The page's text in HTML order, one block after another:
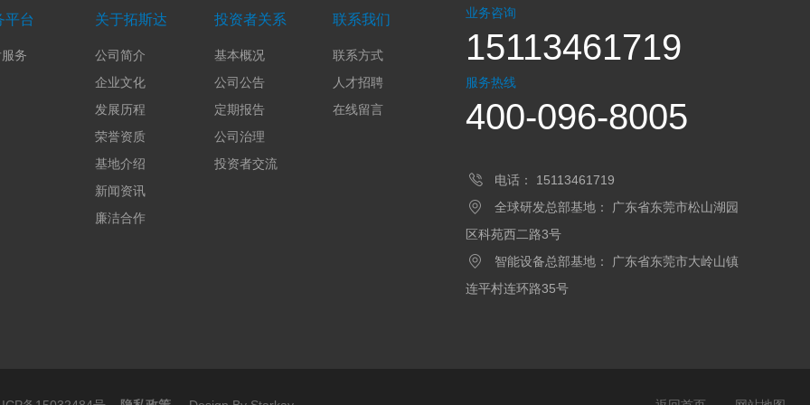
平台
务
关于拓斯达
公司简介
企业文化
发展历程
荣誉资质
基地介绍
新闻资讯
廉洁合作
投资者关系
基本概况
公司公告
定期报告
公司治理
投资者交流
联系我们
联系方式
人才招聘
在线留言
业务咨询
15113461719
服务热线
400-096-8005
电话：
15113461719
全球研发总部基地：
广东省东莞市松山湖园
区科苑西二路3号
智能设备总部基地：
广东省东莞市大岭山镇
连平村连环路35号